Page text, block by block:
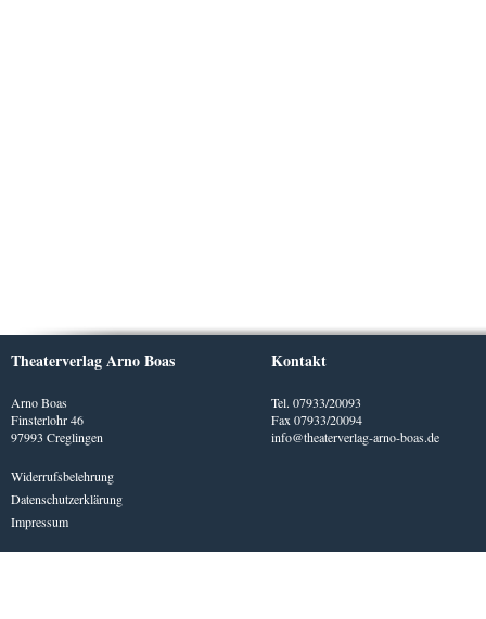
Theaterverlag Arno Boas
Arno Boas
Finsterlohr 46
97993 Creglingen
Widerrufsbelehrung
Datenschutzerklärung
Impressum
Kontakt
Tel. 07933/20093
Fax 07933/20094
info@theaterverlag-arno-boas.de